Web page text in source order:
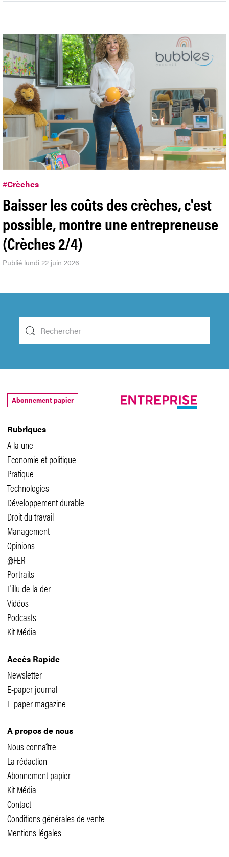
Crèches
Baisser les coûts des crèches, c'est
possible, montre une entrepreneuse
(Crèches 2/4)
Rubriques
A la une
Economie et politique
Pratique
Technologies
Développement durable
Droit du travail
Management
Opinions
@FER
Portraits
L'illu de la der
Vidéos
Kit Média
Accès Rapide
Newsletter
E-paper magazine
A propos de nous
Nous connaître
La rédaction
Abonnement papier
Kit Média
Contact
Abonnement papier